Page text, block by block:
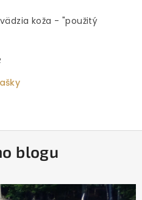
koža - "použitý
blogu